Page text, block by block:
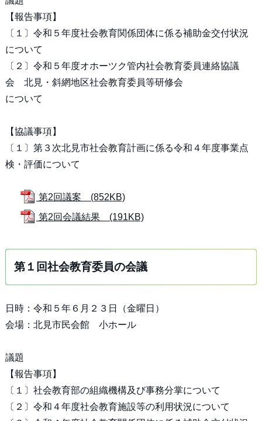
【報告事項】
〔１〕令和５年度社会教育関係団体に係る補助金交付状況
について
〔２〕令和５年度オホーツク管内社会教育委員連絡協議
会 北見・斜網地区社会教育委員等研修会
について
【協議事項】
〔１〕第３次北見市社会教育計画に係る令和４年度事業点
検・評価について
第2回議案 (852KB)
第2回会議結果 (191KB)
第１回社会教育委員の会議
日時：令和５年６月２３日（金曜日）
会場：北見市民会館 小ホール
議題
【報告事項】
〔１〕社会教育部の組織機構及び事務分掌について
〔２〕令和４年度社会教育施設等の利用状況について